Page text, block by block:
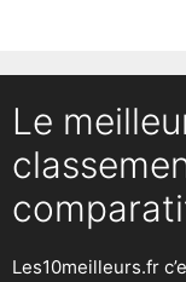
Le
Les10meilleurs.fr